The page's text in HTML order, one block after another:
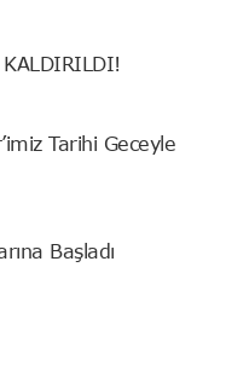
KALDIRILDI!
Tarihi Geceyle
Başladı